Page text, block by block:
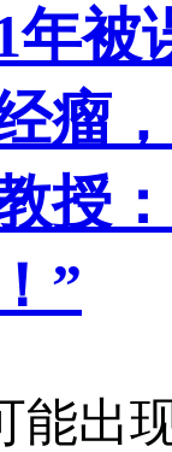
年被
瘤
授
”
能出